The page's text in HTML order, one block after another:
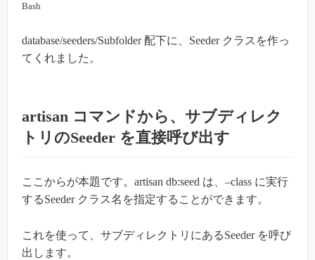
Bash
database/seeders/Subfolder 配下に、Seeder クラスを作っ
てくれました。
artisan コマンドから、サブディレク
トリのSeeder を直接呼び出す
ここからが本題です。artisan db:seed は、–class に実行
するSeeder クラス名を指定することができます。
これを使って、サブディレクトリにあるSeeder を呼び
出します。